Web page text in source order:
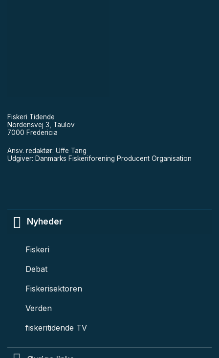
Fiskeri Tidende
Nordensvej 3, Taulov
7000 Fredericia
Ansv. redaktør: Uffe Tang
Udgiver: Danmarks Fiskeriforening Producent Organisation
Nyheder
Fiskeri
Debat
Fiskerisektoren
Verden
fiskeritidende TV